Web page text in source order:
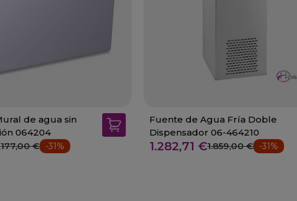
de agua sin
064204
177,00 € -31%
Fuente de Agua Fría Doble
Dispensador 06-464210
1.282,71 €1.859,00 € -31%